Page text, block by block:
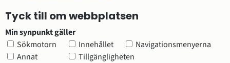
Tyck till om webbplatsen
Min synpunkt gäller
Min synpunkt gäller
Sökmotorn
Annat
Innehållet
Navigationsmenyerna
Tillgängligheten